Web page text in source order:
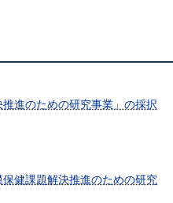
進のための研究事業」の採択
健課題解決推進のための研究